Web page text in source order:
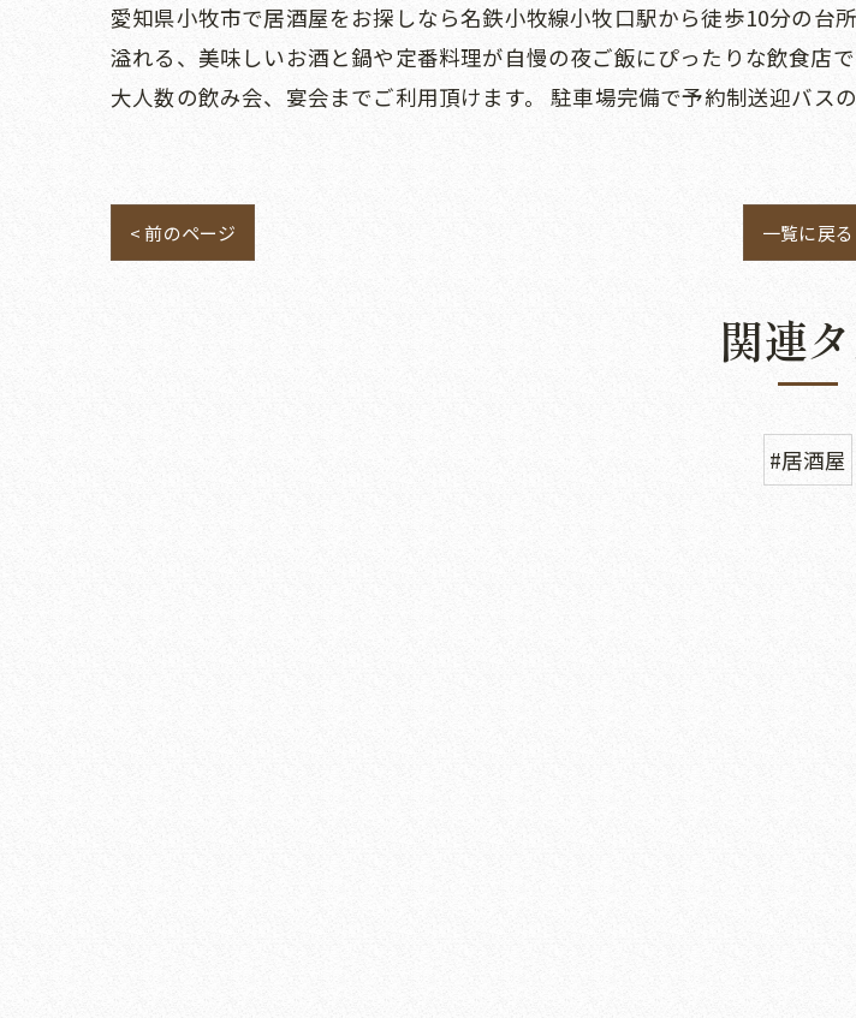
愛知県小牧市で居酒屋をお探しなら名鉄小牧線小牧口駅から徒歩10分の台
溢れる、美味しいお酒と鍋や定番料理が自慢の夜ご飯にぴったりな飲食店
大人数の飲み会、宴会までご利用頂けます。 駐車場完備で予約制送迎バス
< 前のページ 一覧に戻る
関連
#居酒屋